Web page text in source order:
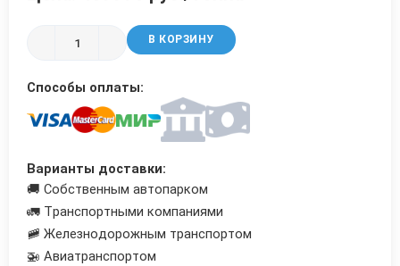
В КОРЗИНУ
Способы оплаты:
Варианты доставки:
🚚 Собственным автопарком
🚛 Транспортными компаниями
🚞 Железнодорожным транспортом
🚁 Авиатранспортом
Трубы в ВУС изоляции